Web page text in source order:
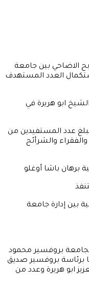
الاضاحي بين جامعة
العدد المستهدف
ابو هريرة في
شهد ذبح وتوزيع ١٤ عجلا ليبلغ عدد المستفيدين من
والفقراء والشرأئح
برهان باشا أوغلو
بين إدارة جامعة
بروفسير محمود
برئاسة بروفسير صديق
ابو هريرة وعدد من